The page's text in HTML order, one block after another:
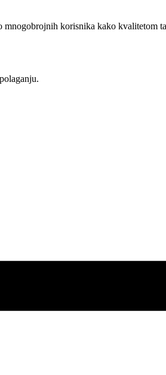
korisnika kako kvalitetom